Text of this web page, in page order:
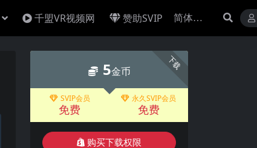
千盟VR视频网 赞助SVIP
下载
5金币
SVIP会员
免费
永久SVIP会员
免费
购买下载权限